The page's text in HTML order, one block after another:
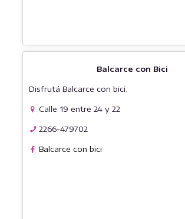
Balcarce con Bici
Disfrutá Balcarce con bici.
Calle 19 entre 24 y 22
2266-479702
Balcarce con bici